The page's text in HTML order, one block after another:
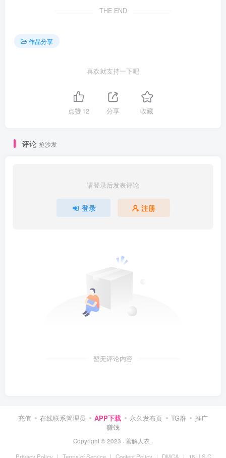
THE END
作品分享
喜欢就支持一下吧
点赞12 分享 收藏
评论 抢沙发
请登录后发表评论
登录 注册
暂无评论内容
充值 在线联系管理员 APP下载 永久发布页 TG群
推广
赚钱
Copyright © 2023 · 善解人衣